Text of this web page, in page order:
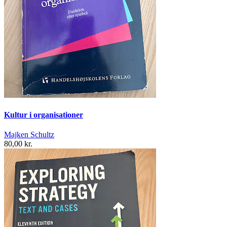
Kultur i organisationer
Majken Schultz
80,00 kr.